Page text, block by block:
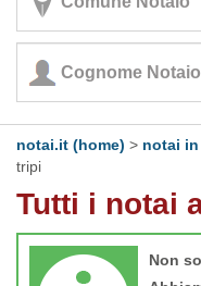
notai.it (home) > notai
tripi
Tutti i notai
Non